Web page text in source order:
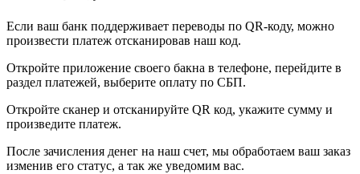
Если ваш банк поддерживает переводы по QR-коду, можно
произвести платеж отсканировав наш код.
Откройте приложение своего бакна в телефоне, перейдите в
раздел платежей, выберите оплату по СБП.
Откройте сканер и отсканируйте QR код, укажите сумму и
произведите платеж.
После зачисления денег на наш счет, мы обработаем ваш заказ
изменив его статус, а так же уведомим вас.